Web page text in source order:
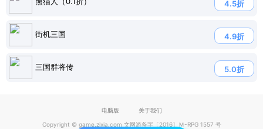
4.5折
街机三国 4.9折
三国群将传 5.0折
电脑版
关于我们
Copyright © game.zixia.com 文网游备字〔2016〕Ｍ-RPG 1557 号